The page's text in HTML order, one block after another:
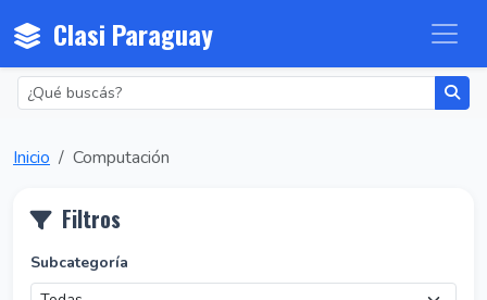
Clasi Paraguay
Inicio Computación
Filtros
Subcategoría